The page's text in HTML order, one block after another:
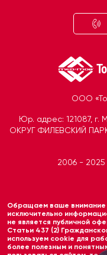
ООО
Юр. адрес: 121087,
ОКРУГ ФИЛЕВСКИЙ
2006 -
Обращаем ваше внимание
исключительно
не является публичной
Статьи 437 (2)
используем cookie для
более полезным и